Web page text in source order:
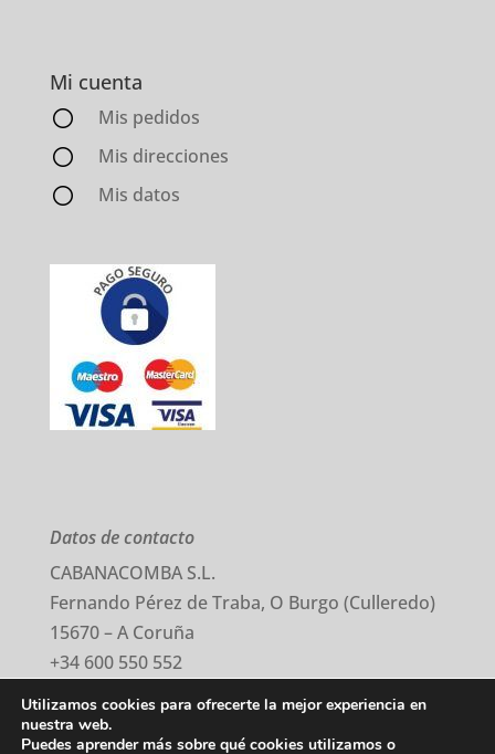
Mi cuenta
Mis pedidos
Mis direcciones
Mis datos
Datos de contacto
CABANACOMBA S.L.
Fernando Pérez de Traba, O Burgo (Culleredo)
15670 – A Coruña
+34 600 550 552
Utilizamos cookies para ofrecerte la mejor experiencia en
nuestra web.
Puedes aprender más sobre qué cookies utilizamos o